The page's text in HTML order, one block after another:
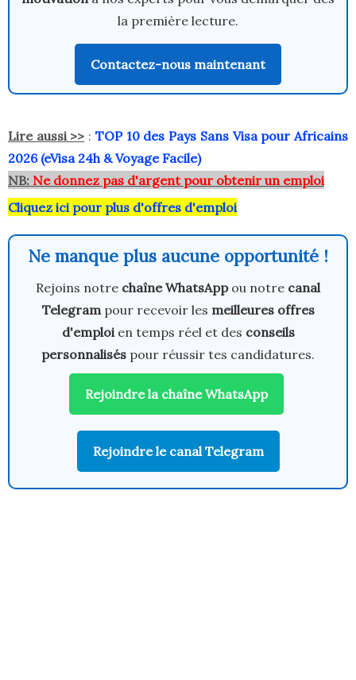
la première lecture.
Contactez-nous maintenant
Lire aussi >> : TOP 10 des Pays Sans Visa pour Africains
2026 (eVisa 24h & Voyage Facile)
NB: Ne donnez pas d'argent pour obtenir un emploi
Cliquez ici pour plus d'offres d'emploi
Ne manque plus aucune opportunité !
Rejoins notre chaîne WhatsAppou notre canal
Telegrampour recevoir les meilleures offres
d'emploien temps réel et des conseils
personnalisés pour réussir tes candidatures.
Rejoindre la chaîne WhatsApp
Rejoindre le canal Telegram